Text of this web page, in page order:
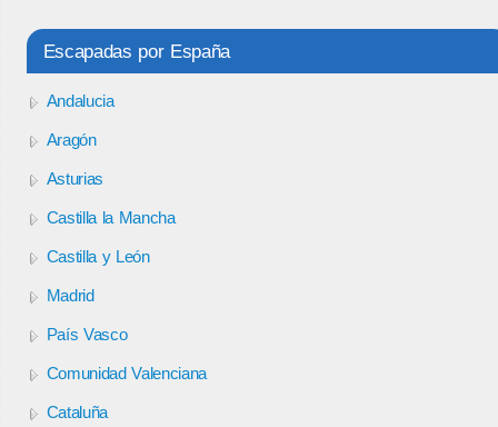
Escapadas por España
Andalucia
Aragón
Asturias
Castilla la Mancha
Castilla y León
Madrid
País Vasco
Comunidad Valenciana
Cataluña